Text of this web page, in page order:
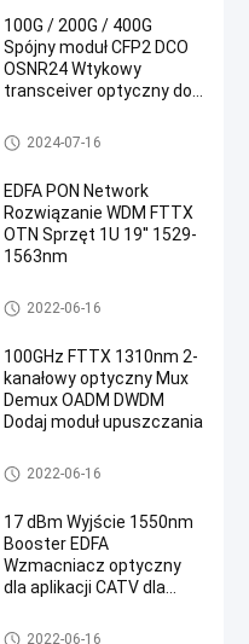
100G / 200G / 400G
Spójny moduł CFP2 DCO
OSNR24 Wtykowy
transceiver optyczny do
Moduł nadawczo-odbiorczy
2024-07-16
EDFA PON Network
Rozwiązanie WDM FTTX
OTN Sprzęt 1U 19'' 1529-
1563nm
Rozwiązanie WDM
2022-06-16
100GHz FTTX 1310nm 2-
kanałowy optyczny Mux
Demux OADM DWDM
Dodaj moduł upuszczania
Rozwiązanie WDM
2022-06-16
17 dBm Wyjście 1550nm
Booster EDFA
Wzmacniacz optyczny
dla aplikacji CATV dla
Rozwiązanie WDM
2022-06-16